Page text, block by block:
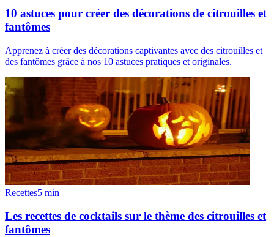
10 astuces pour créer des décorations de citrouilles et
fantômes
Apprenez à créer des décorations captivantes avec des citrouilles et
des fantômes grâce à nos 10 astuces pratiques et originales.
Recettes5 min
Les recettes de cocktails sur le thème des citrouilles et
fantômes